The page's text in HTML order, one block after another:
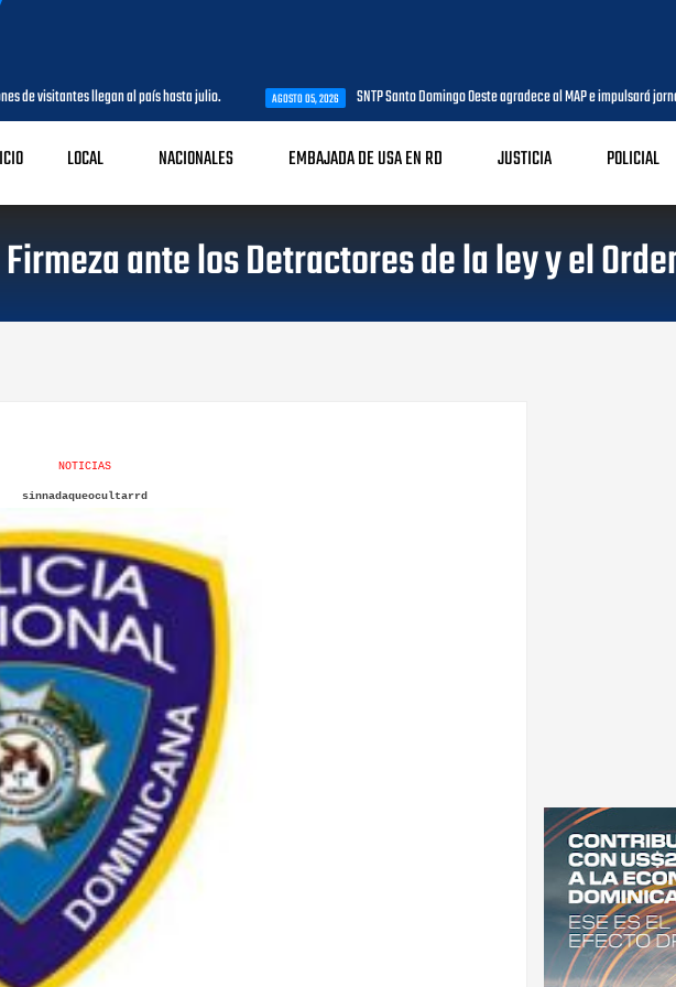
de visitantes llegan al país hasta julio. AGOSTO 05, 2026 SNTP Santo Domingo Oeste agradece al MAP e impulsará
LOCAL NACIONALES EMBAJADA DE USA EN RD JUSTICIA POLICIAL
ante los Detractores de la ley y el
NOTICIAS
sinnadaqueocultarrd